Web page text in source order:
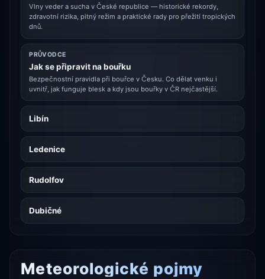
Vlny veder a sucha v České republice — historické rekordy,
zdravotní rizika, pitný režim a praktické rady pro přežití tropických
dnů.
PRŮVODCE
Jak se připravit na bouřku
Bezpečnostní pravidla při bouřce v Česku. Co dělat venku i
uvnitř, jak funguje blesk a kdy jsou bouřky v ČR nejčastější.
Libín
Ledenice
Rudolfov
Dubičné
Meteorologické pojmy